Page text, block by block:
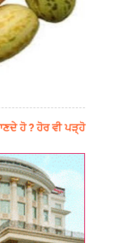
ਹੋ ? ਹੋਰ ਵੀ ਪੜ੍ਹੋ